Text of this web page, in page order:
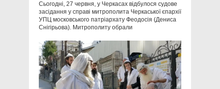
Сьогодні, 27 червня, у Черкасах відбулося судове
засідання у справі митрополита Черкаської єпархії
УПЦ московського патріархату Феодосія (Дениса
Снігірьова). Митрополиту обрали